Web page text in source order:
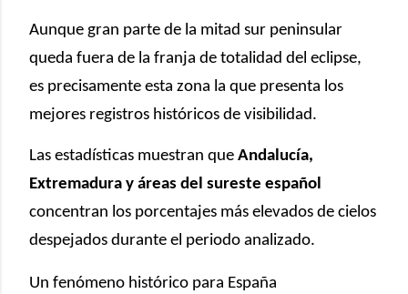
Aunque gran parte de la mitad sur peninsular
queda fuera de la franja de totalidad del eclipse,
es precisamente esta zona la que presenta los
mejores registros históricos de visibilidad.
Las estadísticas muestran que Andalucía,
Extremadura y áreas del sureste español
concentran los porcentajes más elevados de cielos
despejados durante el periodo analizado.
Un fenómeno histórico para España